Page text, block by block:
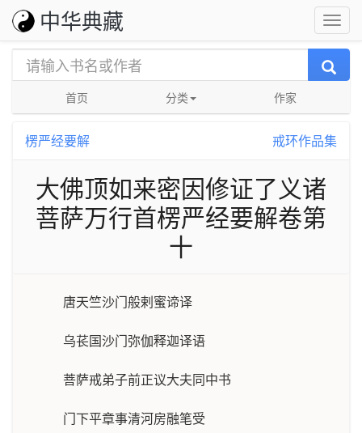
中华典藏
首页 分类 作家
楞严经要解 戒环作品集
大佛顶如来密因修证了义诸
菩萨万行首楞严经要解卷第
十
唐天竺沙门般剌蜜谛译
乌苌国沙门弥伽释迦译语
菩萨戒弟子前正议大夫同中书
门下平章事清河房融笔受